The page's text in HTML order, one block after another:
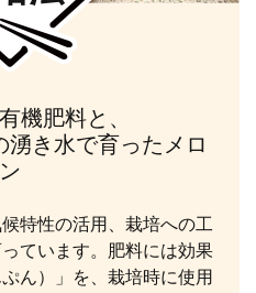
機肥料と、
湧き水で育ったメロ
ン
特性の活用、栽培への工
ています。肥料には効果
ん）」を、栽培時に使用